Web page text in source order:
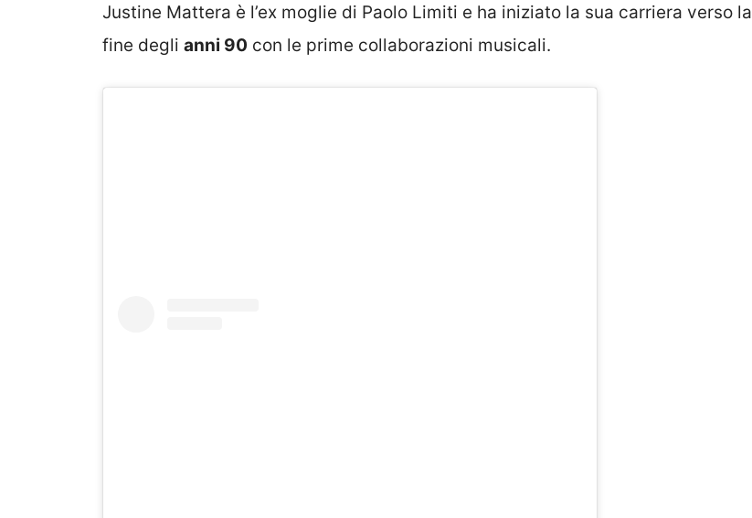
Justine Mattera è l’ex moglie di Paolo Limiti e ha iniziato la sua carriera verso la
fine degli anni 90 con le prime collaborazioni musicali.